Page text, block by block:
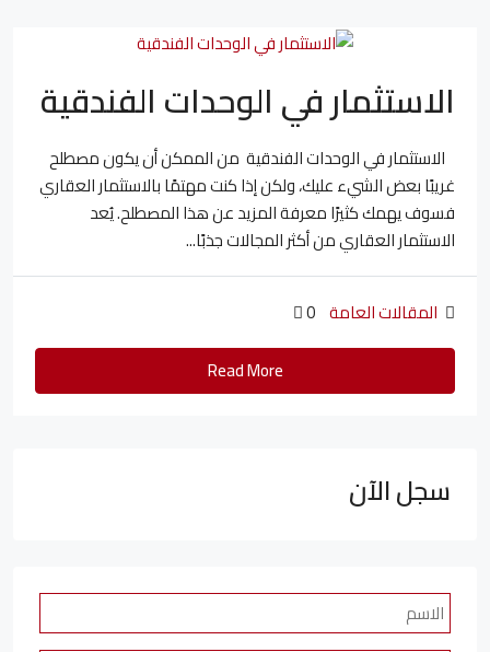
الاستثمار في الوحدات الفندقية
الاستثمار في الوحدات الفندقية من الممكن أن يكون مصطلح
غريبًا بعض الشيء عليك، ولكن إذا كنت مهتمًا بالاستثمار العقاري
فسوف يهمك كثيرًا معرفة المزيد عن هذا المصطلح. يُعد
الاستثمار العقاري من أكثر المجالات جذبًا...
المقالات العامة 0
Read More
سجل الآن